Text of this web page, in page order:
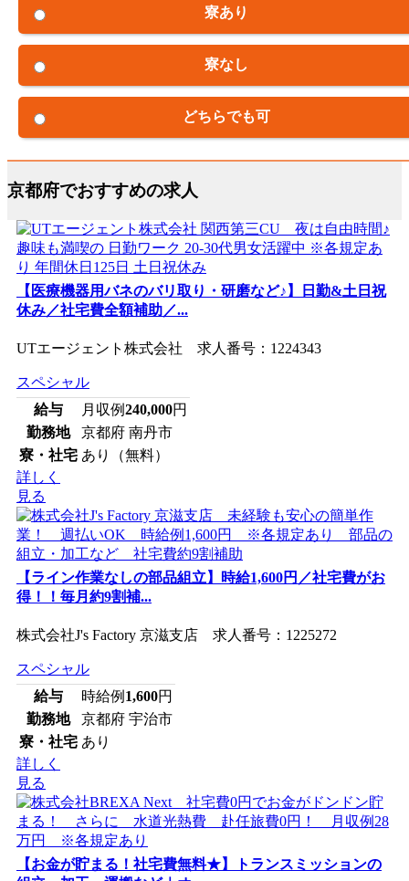
寮あり
寮なし
どちらでも可
京都府でおすすめの求人
【医療機器用バネのバリ取り・研磨など♪】日勤&土日祝
休み／社宅費全額補助／...
UTエージェント株式会社 求人番号：1224343
スペシャル
給与
月収例240,000円
勤務地
京都府 南丹市
寮・社宅 あり（無料）
詳しく
見る
【ライン作業なしの部品組立】時給1,600円／社宅費がお
得！！毎月約9割補...
株式会社J's Factory 京滋支店 求人番号：1225272
スペシャル
給与
時給例 1,600円
勤務地
京都府 宇治市
寮・社宅 あり
詳しく
見る
【お金が貯まる！社宅費無料★】トランスミッションの